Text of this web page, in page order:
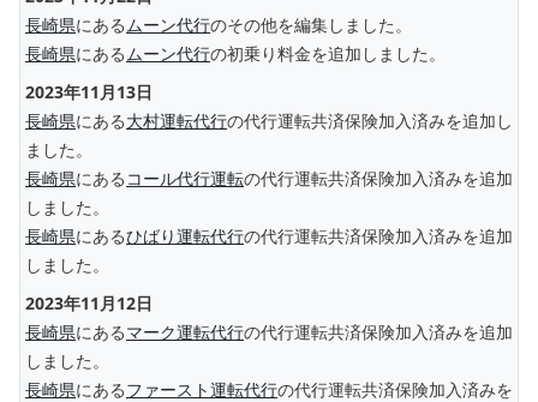
長崎県にある ムーン代行のその他を編集しました。
長崎県にある ムーン代行の初乗り料金を追加しました。
2023年11月13日
長崎県にある大村運転代行の代行運転共済保険加入済みを追加し
ました。
長崎県にある コール代行運転の代行運転共済保険加入済みを追加
しました。
長崎県にあるひばり運転代行の代行運転共済保険加入済みを追加
しました。
2023年11月12日
長崎県にあるマーク運転代行の代行運転共済保険加入済みを追加
しました。
長崎県にあるファースト運転代行の代行運転共済保険加入済みを